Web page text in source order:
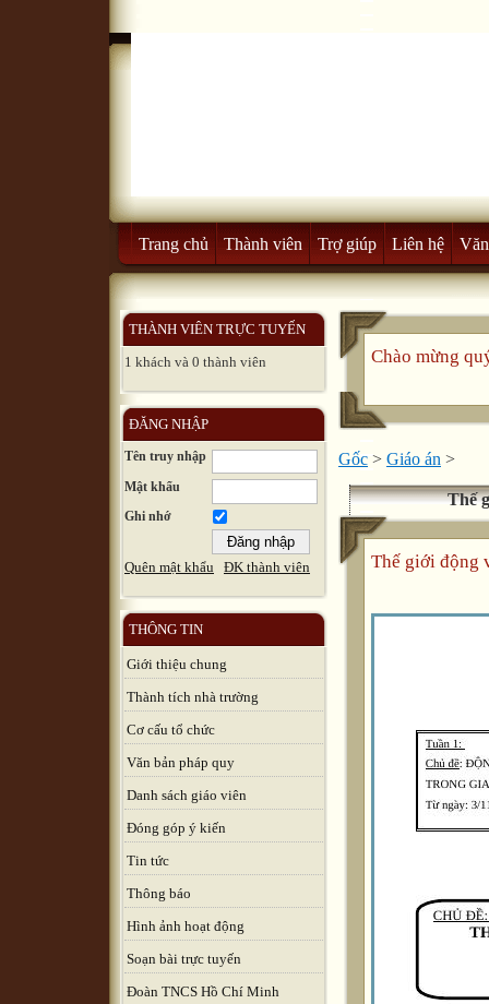
Trang chủ Thành viên Trợ giúp Liên hệ
THÀNH VIÊN TRỰC TUYẾN
1 khách và 0 thành viên
ĐĂNG NHẬP
Tên truy nhập
Mật khẩu
Ghi nhớ
Quên mật khẩu ĐK thành viên
THÔNG TIN
Giới thiệu chung
Thành tích nhà trường
Cơ cấu tổ chức
Văn bản pháp quy
Danh sách giáo viên
Đóng góp ý kiến
Tin tức
Thông báo
Hình ảnh hoạt động
Soạn bài trực tuyến
Đoàn TNCS Hồ Chí Minh
Chào mừng
Gốc > Giáo án >
Thế
Thế giới động